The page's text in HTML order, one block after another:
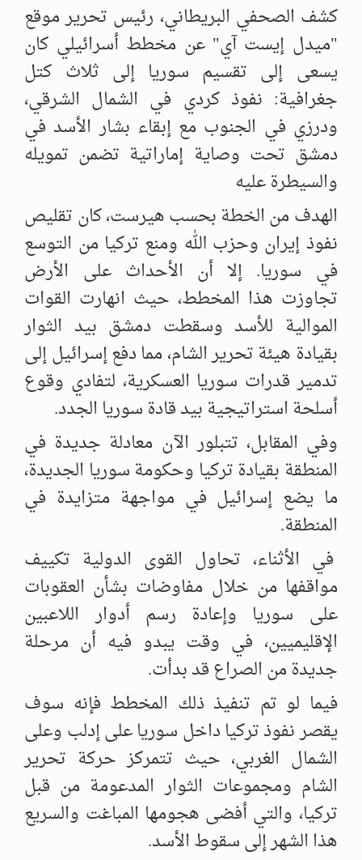
كشف الصحفي البريطاني، رئيس تحرير موقع
"ميدل إيست آي" عن مخطط أسرائيلي كان
يسعى إلى تقسيم سوريا إلى ثلاث كتل
جغرافية: نفوذ كردي في الشمال الشرقي،
ودرزي في الجنوب مع إبقاء بشار الأسد في
دمشق تحت وصاية إماراتية تضمن تمويله
والسيطرة عليه
الهدف من الخطة بحسب هيرست، كان تقليص
نفوذ إيران وحزب الله ومنع تركيا من التوسع
في سوريا. إلا أن الأحداث على الأرض
تجاوزت هذا المخطط، حيث انهارت القوات
الموالية للأسد وسقطت دمشق بيد الثوار
بقيادة هيئة تحرير الشام، مما دفع إسرائيل إلى
تدمير قدرات سوريا العسكرية، لتفادي وقوع
أسلحة استراتيجية بيد قادة سوريا الجدد.
وفي المقابل، تتبلور الآن معادلة جديدة في
المنطقة بقيادة تركيا وحكومة سوريا الجديدة،
ما يضع إسرائيل في مواجهة متزايدة في
المنطقة.
في الأثناء، تحاول القوى الدولية تكييف
مواقفها من خلال مفاوضات بشأن العقوبات
على سوريا وإعادة رسم أدوار اللاعبين
الإقليميين، في وقت يبدو فيه أن مرحلة
جديدة من الصراع قد بدأت.
فيما لو تم تنفيذ ذلك المخطط فإنه سوف
يقصر نفوذ تركيا داخل سوريا على ‏إدلب وعلى
الشمال الغربي، حيث تتمركز حركة تحرير
الشام ومجموعات ‏الثوار المدعومة من قبل
تركيا، والتي أفضى هجومها المباغت والسريع
هذا ‏الشهر إلى سقوط الأسد. ‏